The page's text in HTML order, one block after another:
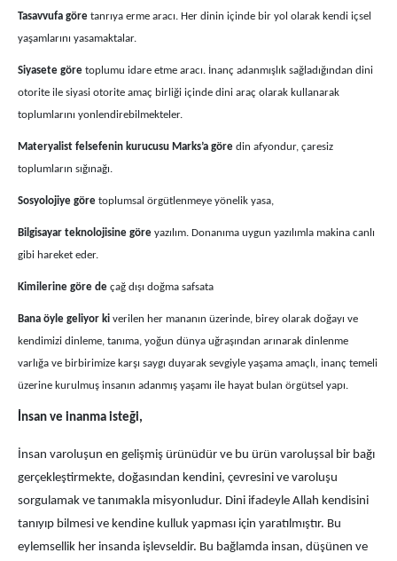
Tasavvufa göre tanrıya erme aracı. Her dinin içinde bir yol olarak kendi içsel
yaşamlarını yasamaktalar.
Siyasete göre toplumu idare etme aracı. İnanç adanmışlık sağladığından dini
otorite ile siyasi otorite amaç birliği içinde dini araç olarak kullanarak
toplumlarını yonlendirebilmekteler.
Materyalist felsefenin kurucusu Marks’a göre din afyondur, çaresiz
toplumların sığınağı.
Sosyolojiye göre toplumsal örgütlenmeye yönelik yasa,
Bilgisayar teknolojisine göre yazılım. Donanıma uygun yazılımla makina canlı
gibi hareket eder.
Kimilerine göre de çağ dışı doğma safsata
Bana öyle geliyor ki verilen her mananın üzerinde, birey olarak doğayı ve
kendimizi dinleme, tanıma, yoğun dünya uğraşından arınarak dinlenme
varlığa ve birbirimize karşı saygı duyarak sevgiyle yaşama amaçlı, inanç temeli
üzerine kurulmuş insanın adanmış yaşamı ile hayat bulan örgütsel yapı.
İnsan ve inanma isteği,
İnsan varoluşun en gelişmiş ürünüdür ve bu ürün varoluşsal bir bağı
gerçekleştirmekte, doğasından kendini, çevresini ve varoluşu
sorgulamak ve tanımakla misyonludur. Dini ifadeyle Allah kendisini
tanıyıp bilmesi ve kendine kulluk yapması için yaratılmıştır. Bu
eylemsellik her insanda işlevseldir. Bu bağlamda insan, düşünen ve